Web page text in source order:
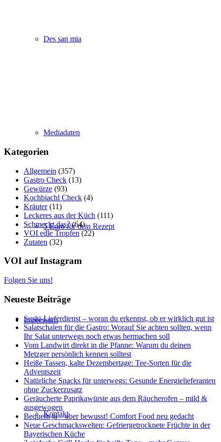
Des san mia
Mediadaten
5 Euro für dein Rezept
Impressum
Kontakt
Kategorien
Allgemein (357)
Gastro Check (13)
Gewürze (93)
Kochbiachl Check (4)
Kräuter(11)
Leckeres aus der Küch (111)
Schmeckt das?(64)
VOI edle Tropfen (22)
Zutaten (32)
VOI auf Instagram
Folgen Sie uns!
Neueste Beiträge
Sushi-Lieferdienst – woran du erkennst, ob er wirklich gut ist
Salatschalen für die Gastro: Worauf Sie achten sollten, wenn
Ihr Salat unterwegs noch etwas hermachen soll
Vom Landwirt direkt in die Pfanne: Warum du deinen
Metzger persönlich kennen solltest
Heiße Tassen, kalte Dezembertage: Tee-Sorten für die
Adventszeit
Natürliche Snacks für unterwegs: Gesunde Energielieferanten
ohne Zuckerzusatz
Geräucherte Paprikawürste aus dem Räucherofen – mild &
ausgewogen
Bequem ja – aber bewusst! Comfort Food neu gedacht
Neue Geschmackswelten: Gefriergetrocknete Früchte in der
Bayerischen Küche